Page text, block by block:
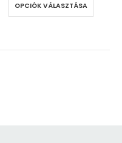
OPCIÓK VÁLASZTÁSA